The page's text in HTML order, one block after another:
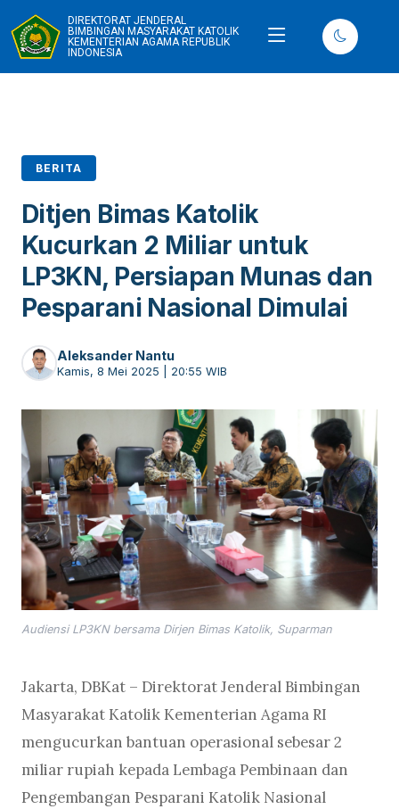
DIREKTORAT JENDERAL
BIMBINGAN MASYARAKAT KATOLIK
KEMENTERIAN AGAMA REPUBLIK
INDONESIA
BERITA
Ditjen Bimas Katolik
Kucurkan 2 Miliar untuk
LP3KN, Persiapan Munas dan
Pesparani Nasional Dimulai
Aleksander Nantu
Kamis, 8 Mei 2025 | 20:55 WIB
Audiensi LP3KN bersama Dirjen Bimas Katolik, Suparman
Jakarta, DBKat – Direktorat Jenderal Bimbingan
Masyarakat Katolik Kementerian Agama RI
mengucurkan bantuan operasional sebesar 2
miliar rupiah kepada Lembaga Pembinaan dan
Pengembangan Pesparani Katolik Nasional